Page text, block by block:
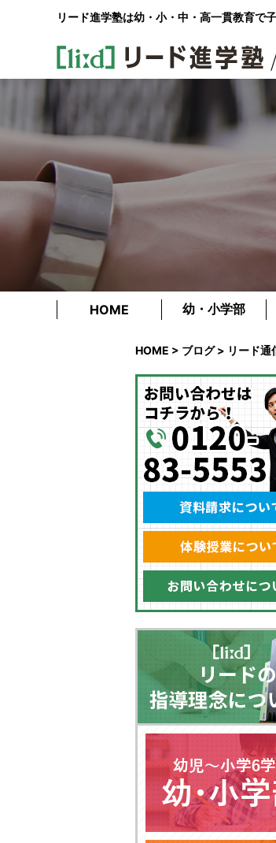
リード進学塾は幼・小・中・高一貫教育で
HOME 幼・小学部
HOME > ブログ> リード通